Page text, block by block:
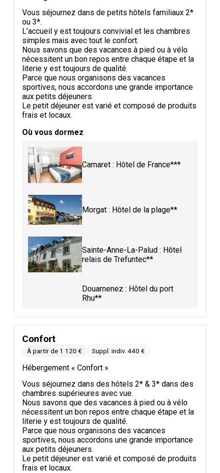
Vous séjournez dans de petits hôtels familiaux 2*
ou 3*.
L’accueil y est toujours convivial et les chambres
simples mais avec tout le confort.
Nous savons que des vacances à pied ou à vélo
nécessitent un bon repos entre chaque étape et la
literie y est toujours de qualité.
Parce que nous organisons des vacances
sportives, nous accordons une grande importance
aux petits déjeuners.
Le petit déjeuner est varié et composé de produits
frais et locaux.
Où vous dormez
Camaret : Hôtel de France***
Morgat : Hôtel de la plage**
Sainte-Anne-La-Palud : Hôtel
relais de Trefuntec**
Douarnenez : Hôtel du port
Rhu**
Confort
À partir de 1 120 € Suppl. indiv. 440 €
Hébergement « Confort »
Vous séjournez dans des hôtels 2* & 3* dans des
chambres supérieures avec vue.
Nous savons que des vacances à pied ou à vélo
nécessitent un bon repos entre chaque étape et la
literie y est toujours de qualité.
Parce que nous organisons des vacances
sportives, nous accordons une grande importance
aux petits déjeuners.
Le petit déjeuner est varié et composé de produits
frais et locaux.